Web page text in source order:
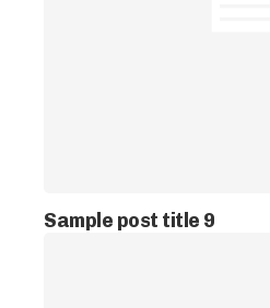
Sample post title 9